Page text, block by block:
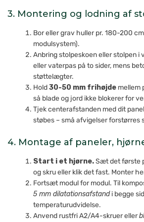
3. Montering og lodning af
Bor eller grav huller pr. 180-200
modulsystem).
Anbring stolpeskoen eller stolpen i
eller vaterpas på to sider, mens
støttelægter.
Hold30-50 mm frihøjde mellem
så blade og jord ikke blokerer for
Tjek centerafstanden med dit
støbes – små afvigelser forstørres
4. Montage af paneler,
Start i et hjørne.Sæt det første
og skru eller klik det fast. Monter
Fortsæt modul for modul. Til
5 mm dilatationsafstandi begge
temperaturudvidelse.
Anvend rustfri A2/A4-skruer eller